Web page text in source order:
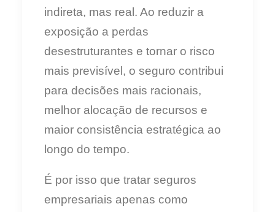
indireta, mas real. Ao reduzir a
exposição a perdas
desestruturantes e tornar o risco
mais previsível, o seguro contribui
para decisões mais racionais,
melhor alocação de recursos e
maior consistência estratégica ao
longo do tempo.
É por isso que tratar seguros
empresariais apenas como